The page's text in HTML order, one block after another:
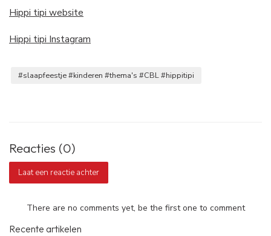
Hippi tipi website
Hippi tipi Instagram
#slaapfeestje #kinderen #thema's #CBL #hippitipi
Reacties (0)
Laat een reactie achter
There are no comments yet, be the first one to comment
Recente artikelen